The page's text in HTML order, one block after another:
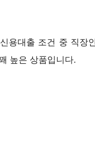
용대출 조건 중 직장
높은 상품입니다.